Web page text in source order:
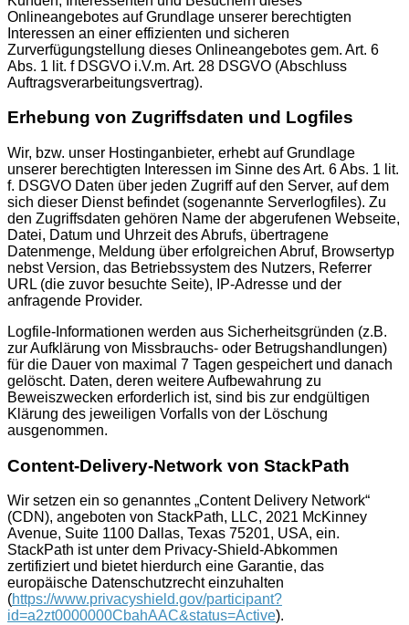
Onlineangebotes auf Grundlage unserer berechtigten
Interessen an einer effizienten und sicheren
Zurverfügungstellung dieses Onlineangebotes gem. Art. 6
Abs. 1 lit. f DSGVO i.V.m. Art. 28 DSGVO (Abschluss
Auftragsverarbeitungsvertrag).
Erhebung von Zugriffsdaten und Logfiles
Wir, bzw. unser Hostinganbieter, erhebt auf Grundlage
unserer berechtigten Interessen im Sinne des Art. 6 Abs. 1 lit.
f. DSGVO Daten über jeden Zugriff auf den Server, auf dem
sich dieser Dienst befindet (sogenannte Serverlogfiles). Zu
den Zugriffsdaten gehören Name der abgerufenen Webseite,
Datei, Datum und Uhrzeit des Abrufs, übertragene
Datenmenge, Meldung über erfolgreichen Abruf, Browsertyp
nebst Version, das Betriebssystem des Nutzers, Referrer
URL (die zuvor besuchte Seite), IP-Adresse und der
anfragende Provider.
Logfile-Informationen werden aus Sicherheitsgründen (z.B.
zur Aufklärung von Missbrauchs- oder Betrugshandlungen)
für die Dauer von maximal 7 Tagen gespeichert und danach
gelöscht. Daten, deren weitere Aufbewahrung zu
Beweiszwecken erforderlich ist, sind bis zur endgültigen
Klärung des jeweiligen Vorfalls von der Löschung
ausgenommen.
Content-Delivery-Network von StackPath
Wir setzen ein so genanntes „Content Delivery Network“
(CDN), angeboten von StackPath, LLC, 2021 McKinney
Avenue, Suite 1100 Dallas, Texas 75201, USA, ein.
StackPath ist unter dem Privacy-Shield-Abkommen
zertifiziert und bietet hierdurch eine Garantie, das
europäische Datenschutzrecht einzuhalten
(https://www.privacyshield.gov/participant?
id=a2zt0000000CbahAAC&status=Active).